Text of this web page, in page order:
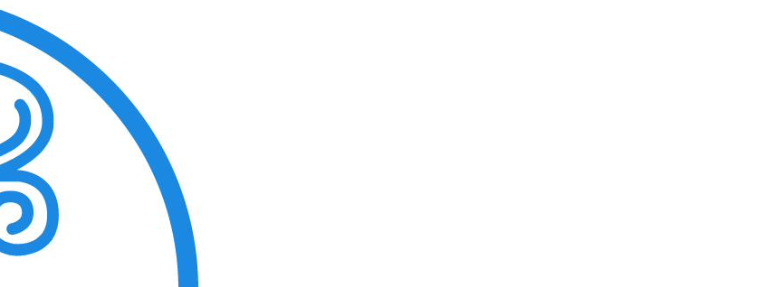
https://www.tiere-in-not-griechenland.de/component/phocagallery/32-vermittelt2026/detail/3024-nana?
tmpl=component#sigProIdf838c8392f